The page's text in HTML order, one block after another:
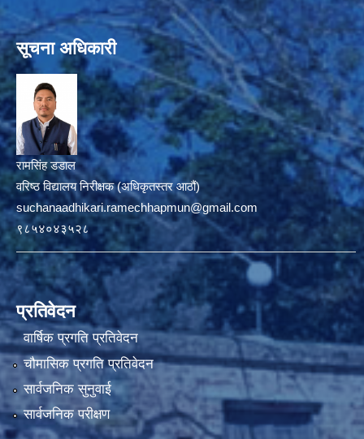
सूचना अधिकारी
रामसिंह डडाल
वरिष्ठ विद्यालय निरीक्षक (अधिकृतस्तर आठौं)
suchanaadhikari.ramechhapmun@gmail.com
९८५४०४३५२८
प्रतिवेदन
वार्षिक प्रगति प्रतिवेदन
चौमासिक प्रगति प्रतिवेदन
सार्वजनिक सुनुवाई
सार्वजनिक परीक्षण